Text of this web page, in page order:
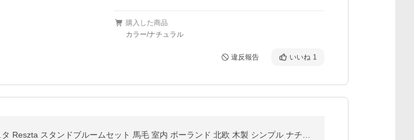
購入した商品
カラー/ナチュラル
違反報告 いいね 1